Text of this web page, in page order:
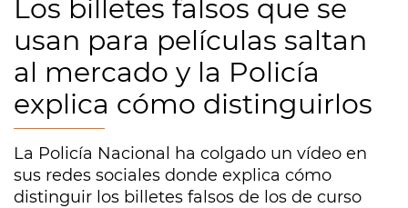
Los billetes falsos que se
usan para películas saltan
al mercado y la Policía
explica cómo distinguirlos
La Policía Nacional ha colgado un vídeo en
sus redes sociales donde explica cómo
distinguir los billetes falsos de los de curso